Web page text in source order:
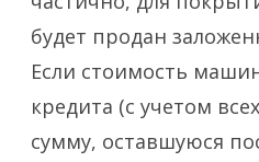
будет продан
Если стоимость
кредита (с учетом
сумму, оставшуюся